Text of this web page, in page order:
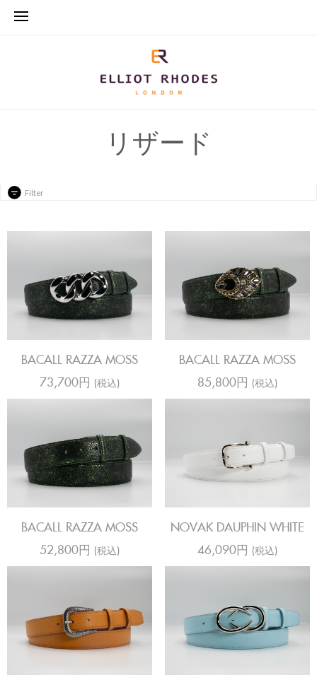
リザード
Filter
BACALL RAZZA MOSS
73,700円 (税込)
BACALL RAZZA MOSS
85,800円 (税込)
BACALL RAZZA MOSS
52,800円 (税込)
NOVAK DAUPHIN WHITE
46,090円 (税込)